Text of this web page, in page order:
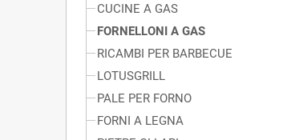
CUCINE A GAS
FORNELLONI A GAS
RICAMBI PER BARBECUE
LOTUSGRILL
PALE PER FORNO
FORNI A LEGNA